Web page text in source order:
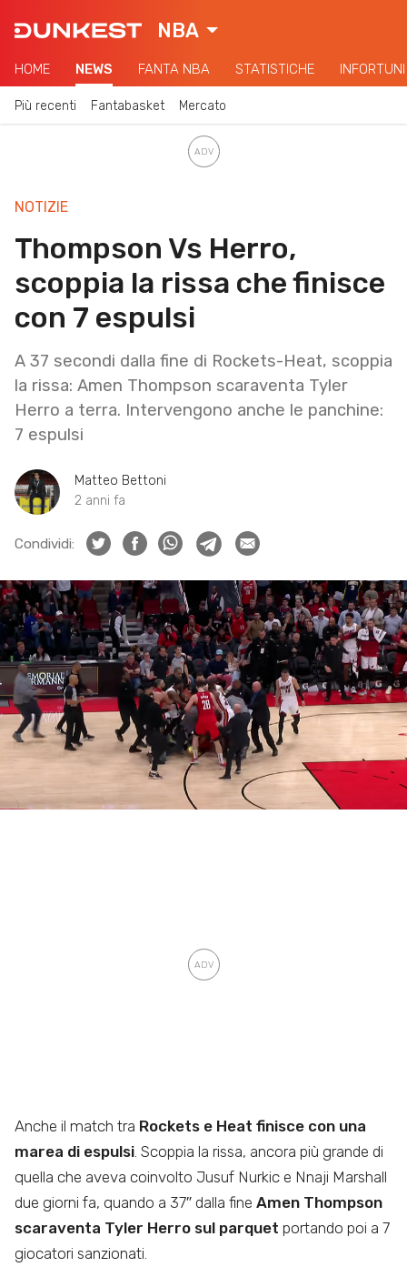
NBA
HOME NEWS FANTA NBA STATISTICHE INFORTUNI
Più recenti Fantabasket Mercato
NOTIZIE
Thompson Vs Herro,
scoppia la rissa che finisce
con 7 espulsi
A 37 secondi dalla fine di Rockets-Heat, scoppia
la rissa: Amen Thompson scaraventa Tyler
Herro a terra. Intervengono anche le panchine:
7 espulsi
Matteo Bettoni
2 anni fa
Condividi:
Anche il match tra Rockets e Heat finisce con una
marea di espulsi . Scoppia la rissa, ancora più grande di
quella che aveva coinvolto Jusuf Nurkic e Nnaji Marshall
due giorni fa, quando a 37″ dalla fine Amen Thompson
scaraventa Tyler Herro sul parquet portando poi a 7
giocatori sanzionati.